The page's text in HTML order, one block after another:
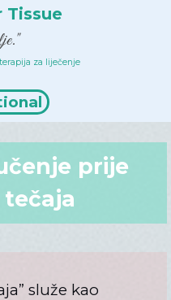
Tissue
za liječenje
prije
služe kao